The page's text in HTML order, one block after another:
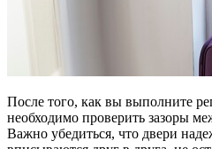
После того, как вы выполните
необходимо проверить зазоры
Важно убедиться, что двери